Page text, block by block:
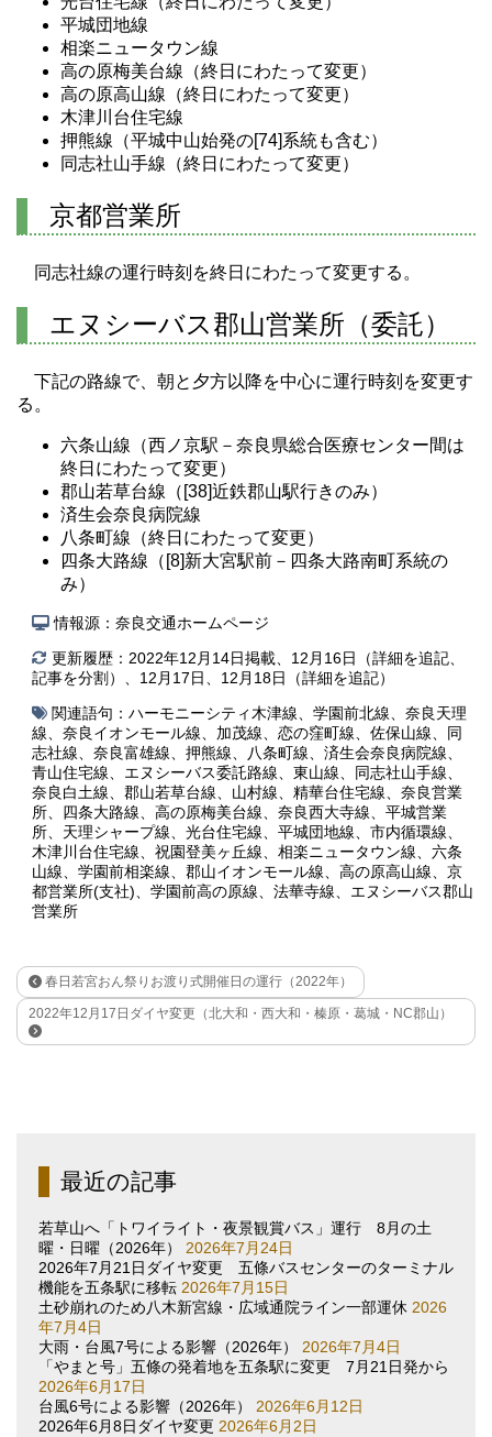
平城団地線
相楽ニュータウン線
高の原梅美台線（終日にわたって変更）
高の原高山線（終日にわたって変更）
木津川台住宅線
押熊線（平城中山始発の[74]系統も含む）
同志社山手線（終日にわたって変更）
京都営業所
同志社線の運行時刻を終日にわたって変更する。
エヌシーバス郡山営業所（委託）
下記の路線で、朝と夕方以降を中心に運行時刻を変更す
る。
六条山線（西ノ京駅－奈良県総合医療センター間は
終日にわたって変更）
郡山若草台線（[38]近鉄郡山駅行きのみ）
済生会奈良病院線
八条町線（終日にわたって変更）
四条大路線（[8]新大宮駅前－四条大路南町系統の
み）
情報源：奈良交通ホームページ
更新履歴：2022年12月14日掲載、12月16日（詳細を追記、
記事を分割）、12月17日、12月18日（詳細を追記）
関連語句： ハーモニーシティ木津線 学園前北線
奈良天理
線
奈良イオンモール線 加茂線 恋の窪町線 佐保山線
同
志社線
奈良富雄線 押熊線 八条町線 済生会奈良病院線
青山住宅線
エヌシーバス委託路線 東山線 同志社山手線
奈良白土線
郡山若草台線 山村線 精華台住宅線
奈良営業
所
四条大路線 高の原梅美台線 奈良西大寺線
平城営業
所
天理シャープ線 光台住宅線 平城団地線 市内循環線
木津川台住宅線
祝園登美ヶ丘線 相楽ニュータウン線
六条
山線
学園前相楽線 郡山イオンモール線 高の原高山線
京
都営業所(支社)
学園前高の原線 法華寺線
エヌシーバス郡山
営業所
春日若宮おん祭りお渡り式開催日の運行（2022年）
2022年12月17日ダイヤ変更（北大和・西大和・榛原・葛城・NC郡山）
最近の記事
若草山へ「トワイライト・夜景観賞バス」運行 8月の土
曜・日曜（2026年）
2026年7月24日
2026年7月21日ダイヤ変更 五條バスセンターのターミナル
機能を五条駅に移転 2026年7月15日
土砂崩れのため八木新宮線・広域通院ライン一部運休 2026
年7月4日
大雨・台風7号による影響（2026年）
2026年7月4日
「やまと号」五條の発着地を五条駅に変更 7月21日発から
2026年6月17日
台風6号による影響（2026年）
2026年6月12日
2026年6月8日ダイヤ変更 2026年6月2日